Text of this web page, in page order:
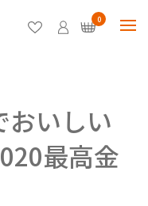
0
おいしい
最高金